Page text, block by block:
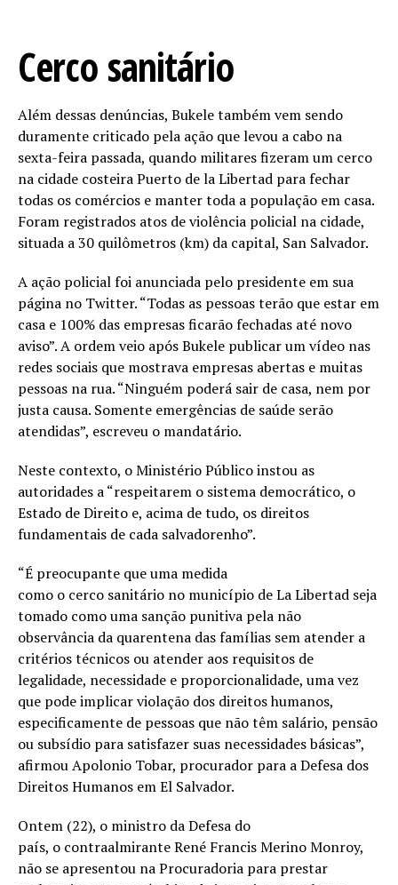
Cerco sanitário
Além dessas denúncias, Bukele também vem sendo
duramente criticado pela ação que levou a cabo na
sexta-feira passada, quando militares fizeram um cerco
na cidade costeira Puerto de la Libertad para fechar
todas os comércios e manter toda a população em casa.
Foram registrados atos de violência policial na cidade,
situada a 30 quilômetros (km) da capital, San Salvador.
A ação policial foi anunciada pelo presidente em sua
página no Twitter. “Todas as pessoas terão que estar em
casa e 100% das empresas ficarão fechadas até novo
aviso”. A ordem veio após Bukele publicar um vídeo nas
redes sociais que mostrava empresas abertas e muitas
pessoas na rua. “Ninguém poderá sair de casa, nem por
justa causa. Somente emergências de saúde serão
atendidas”, escreveu o mandatário.
Neste contexto, o Ministério Público instou as
autoridades a “respeitarem o sistema democrático, o
Estado de Direito e, acima de tudo, os direitos
fundamentais de cada salvadorenho”.
“É preocupante que uma medida
como o cerco sanitário no município de La Libertad seja
tomado como uma sanção punitiva pela não
observância da quarentena das famílias sem atender a
critérios técnicos ou atender aos requisitos de
legalidade, necessidade e proporcionalidade, uma vez
que pode implicar violação dos direitos humanos,
especificamente de pessoas que não têm salário, pensão
ou subsídio para satisfazer suas necessidades básicas”,
afirmou Apolonio Tobar, procurador para a Defesa dos
Direitos Humanos em El Salvador.
Ontem (22), o ministro da Defesa do
país, o contraalmirante René Francis Merino Monroy,
não se apresentou na Procuradoria para prestar